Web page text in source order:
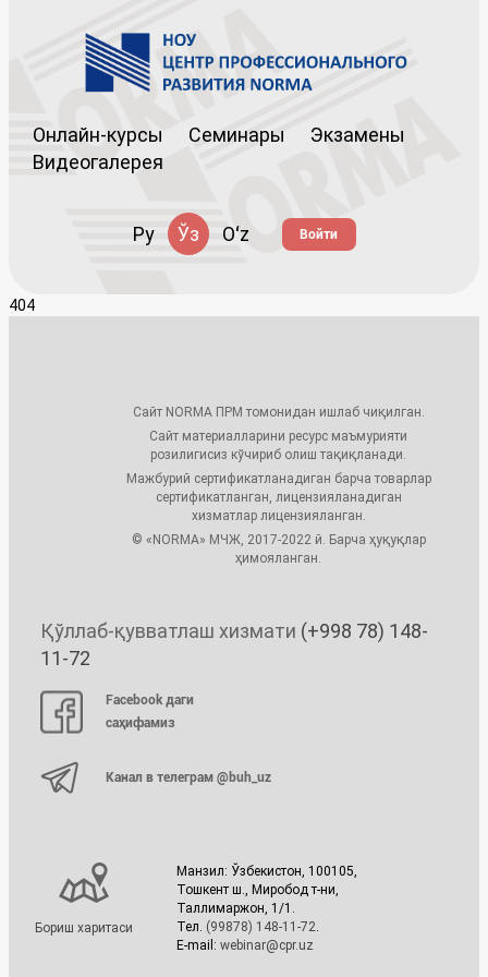
Онлайн-курсы Семинары
Экзамены
Видеогалерея
Ру Ўз Oʻz Войти
404
Сайт NORMA ПРМ томонидан ишлаб чиқилган.
Сайт материалларини ресурс маъмурияти
розилигисиз кўчириб олиш тақиқланади.
Мажбурий сертификатланадиган барча товарлар
сертификатланган, лицензияланадиган
хизматлар лицензияланган.
© «NORMA» МЧЖ, 2017-2022 й. Барча ҳуқуқлар
ҳимояланган.
Қўллаб-қувватлаш хизмати (+998 78) 148-
11-72
Facebook даги
саҳифамиз
Канал в телеграм @buh_uz
Бориш харитаси
Манзил: Ўзбекистон, 100105,
Тошкент ш., Миробод т-ни,
Таллимаржон, 1/1.
Тел. (99878) 148-11-72
E-mail: webinar@cpr.uz